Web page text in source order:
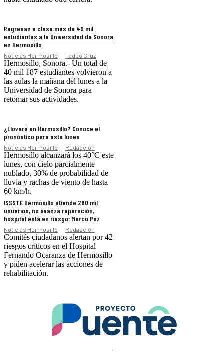
Regresan a clase más de 40 mil
estudiantes a la Universidad de Sonora
en Hermosillo
Noticias Hermosillo Tadeo Cruz
Hermosillo, Sonora.- Un total de
40 mil 187 estudiantes volvieron a
las aulas la mañana del lunes a la
Universidad de Sonora para
retomar sus actividades.
¿Lloverá en Hermosillo? Conoce el
pronóstico para este lunes
Noticias Hermosillo Redacción
Hermosillo alcanzará los 40°C este
lunes, con cielo parcialmente
nublado, 30% de probabilidad de
lluvia y rachas de viento de hasta
60 km/h.
ISSSTE Hermosillo atiende 280 mil
usuarios, no avanza reparación,
hospital está en riesgo: Marco Paz
Noticias Hermosillo Redacción
Comités ciudadanos alertan por 42
riesgos críticos en el Hospital
Fernando Ocaranza de Hermosillo
y piden acelerar las acciones de
rehabilitación.
.